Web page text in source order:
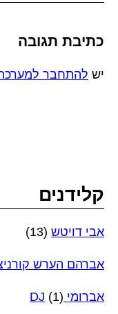
כתיבת תגובה
יש להתחבר
קלידנים
אבי דויטש (13)
אברהם הערש
אברומי DJ (1)